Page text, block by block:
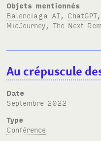
Objets mentionnés
Balenciaga AI , ChatGPT,
MidJourney,The Next
Au crépuscule
Date
septembre 2022
Type
Conférence